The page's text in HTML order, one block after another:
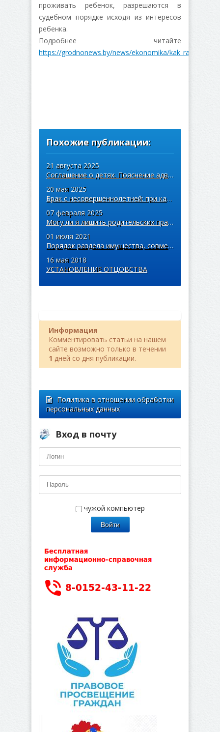
проживать ребенок, разрешаются в
судебном порядке исходя из интересов
ребенка.
Подробнее читайте
https://grodnonews.by/news/ekonomika/
Похожие публикации:
21 августа 2025
Соглашение о детях. Пояснение адвоката
20 мая 2025
Брак с несовершеннолетней: при каких обстоятельствах это возможно?
07 февраля 2025
Могу ли я лишить родительских прав бывшего мужа в отношении нашего несоверш ...
01 июля 2021
Порядок раздела имущества, совместно нажитого в браке супругами
16 мая 2018
УСТАНОВЛЕНИЕ ОТЦОВСТВА
Информация
Комментировать статьи на нашем
сайте возможно только в течении
1 дней со дня публикации.
Политика в отношении обработки
персональных данных
Вход в почту
чужой компьютер